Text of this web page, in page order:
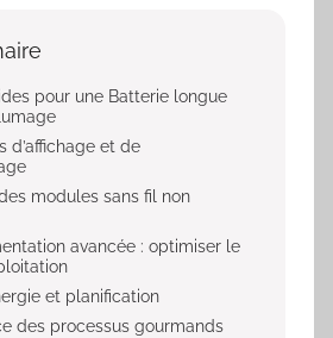
pour une Batterie longue
d’affichage et de
modules sans fil non
avancée : optimiser le
et planification
des processus gourmands